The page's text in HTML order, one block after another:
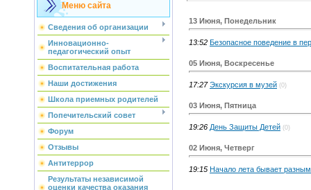
Меню сайта
Сведения об организации
Инновационно-
педагогический опыт
Воспитательная работа
Наши достижения
Школа приемных родителей
Попечительский совет
Форум
Отзывы
Антитеррор
Результаты независимой
оценки качества оказания
13 Июня, Понедельник
13:52 Безопасное поведение в
05 Июня, Воскресенье
17:27 Экскурсия в музей (0)
03 Июня, Пятница
19:26 День Защиты Детей (0)
02 Июня, Четверг
19:15 Начало лета бывает